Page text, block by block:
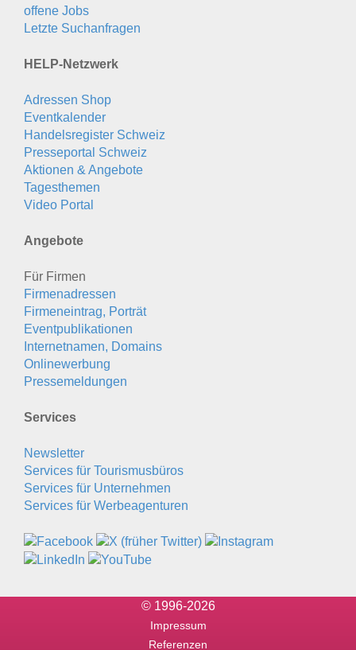
offene Jobs
Letzte Suchanfragen
HELP-Netzwerk
Adressen Shop
Eventkalender
Handelsregister Schweiz
Presseportal Schweiz
Aktionen & Angebote
Tagesthemen
Video Portal
Angebote
Für Firmen
Firmenadressen
Firmeneintrag, Porträt
Eventpublikationen
Internetnamen, Domains
Onlinewerbung
Pressemeldungen
Services
Newsletter
Services für Tourismusbüros
Services für Unternehmen
Services für Werbeagenturen
© 1996-2026
Impressum
Referenzen